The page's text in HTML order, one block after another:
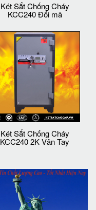
Két Sắt Chống Cháy
KCC240 Đổi mã
Két Sắt Chống Cháy
KCC240 2K Vân Tay